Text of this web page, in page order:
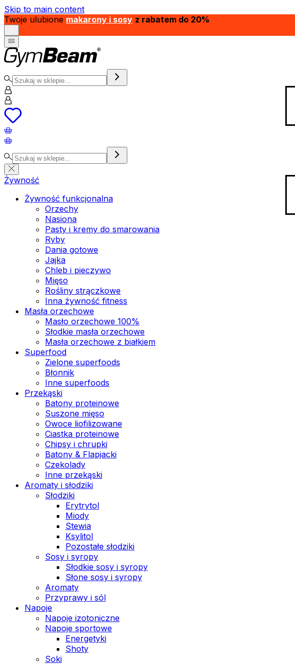
Skip to main content
Twoje ulubione makarony i sosy z rabatem do 20%
Żywność
Żywność funkcjonalna
Orzechy
Nasiona
Pasty i kremy do smarowania
Ryby
Dania gotowe
Jajka
Chleb i pieczywo
Mięso
Rośliny strączkowe
Inna żywność fitness
Masła orzechowe
Masło orzechowe 100%
Słodkie masła orzechowe
Masła orzechowe z białkiem
Superfood
Zielone superfoods
Błonnik
Inne superfoods
Przekąski
Batony proteinowe
Suszone mięso
Owoce liofilizowane
Ciastka proteinowe
Chipsy i chrupki
Batony & Flapjacki
Czekolady
Inne przekąski
Aromaty i słodziki
Słodziki
Erytrytol
Miody
Stewia
Ksylitol
Pozostałe słodziki
Sosy i syropy
Słodkie sosy i syropy
Słone sosy i syropy
Aromaty
Przyprawy i sól
Napoje
Napoje izotoniczne
Napoje sportowe
Energetyki
Shoty
Soki